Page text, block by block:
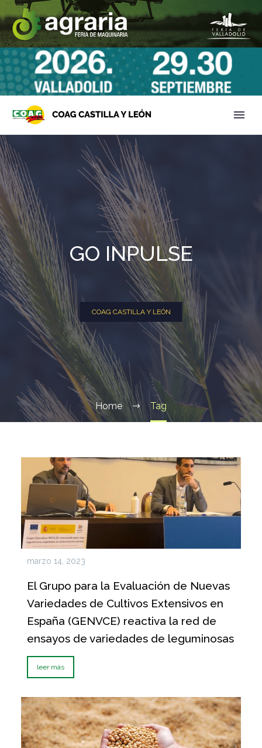
GO INPULSE
COAG CASTILLA Y LEÓN
Home Tag
marzo 14, 2023
El Grupo para la Evaluación de Nuevas
Variedades de Cultivos Extensivos en
España (GENVCE) reactiva la red de
ensayos de variedades de leguminosas
leer más